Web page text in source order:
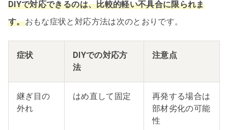
DIYで対応できるのは、比較的軽い不具合に限られま
す。おもな症状と対応方法は次のとおりです。
症状
DIYでの対応方
法
注意点
継ぎ目の
外れ
はめ直して固定
再発する場合は
部材劣化の可能
性